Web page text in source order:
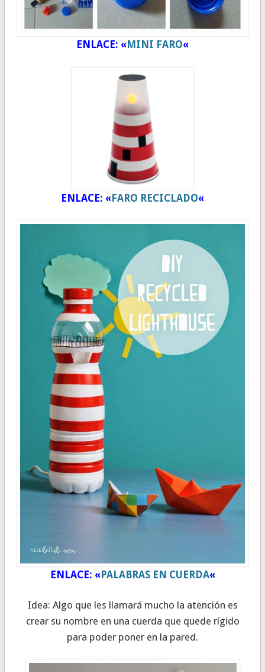
ENLACE: « MINI FARO«
ENLACE: « FARO RECICLADO«
ENLACE: «PALABRAS EN CUERDA«
Idea: Algo que les llamará mucho la atención es
crear su nombre en una cuerda que quede rígido
para poder poner en la pared.